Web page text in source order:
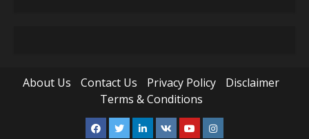
About Us Contact Us Privacy Policy
Disclaimer
Terms & Conditions
Facebook
TwitterLinkedin
VK YoutubeInstagram